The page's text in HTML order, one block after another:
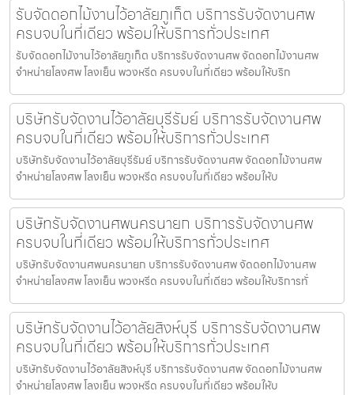
รับจัดดอกไม้งานไว้อาลัยภูเก็ต บริการรับจัดงานศพ
ครบจบในที่เดียว พร้อมให้บริการทั่วประเทศ
รับจัดดอกไม้งานไว้อาลัยภูเก็ต บริการรับจัดงานศพ จัดดอกไม้งานศพ
จำหน่ายโลงศพ โลงเย็น พวงหรีด ครบจบในที่เดียว พร้อมให้บริก
บริษัทรับจัดงานไว้อาลัยบุรีรัมย์ บริการรับจัดงานศพ
ครบจบในที่เดียว พร้อมให้บริการทั่วประเทศ
บริษัทรับจัดงานไว้อาลัยบุรีรัมย์ บริการรับจัดงานศพ จัดดอกไม้งานศพ
จำหน่ายโลงศพ โลงเย็น พวงหรีด ครบจบในที่เดียว พร้อมให้บ
บริษัทรับจัดงานศพนครนายก บริการรับจัดงานศพ
ครบจบในที่เดียว พร้อมให้บริการทั่วประเทศ
บริษัทรับจัดงานศพนครนายก บริการรับจัดงานศพ จัดดอกไม้งานศพ
จำหน่ายโลงศพ โลงเย็น พวงหรีด ครบจบในที่เดียว พร้อมให้บริการทั่
บริษัทรับจัดงานไว้อาลัยสิงห์บุรี บริการรับจัดงานศพ
ครบจบในที่เดียว พร้อมให้บริการทั่วประเทศ
บริษัทรับจัดงานไว้อาลัยสิงห์บุรี บริการรับจัดงานศพ จัดดอกไม้งานศพ
จำหน่ายโลงศพ โลงเย็น พวงหรีด ครบจบในที่เดียว พร้อมให้บ